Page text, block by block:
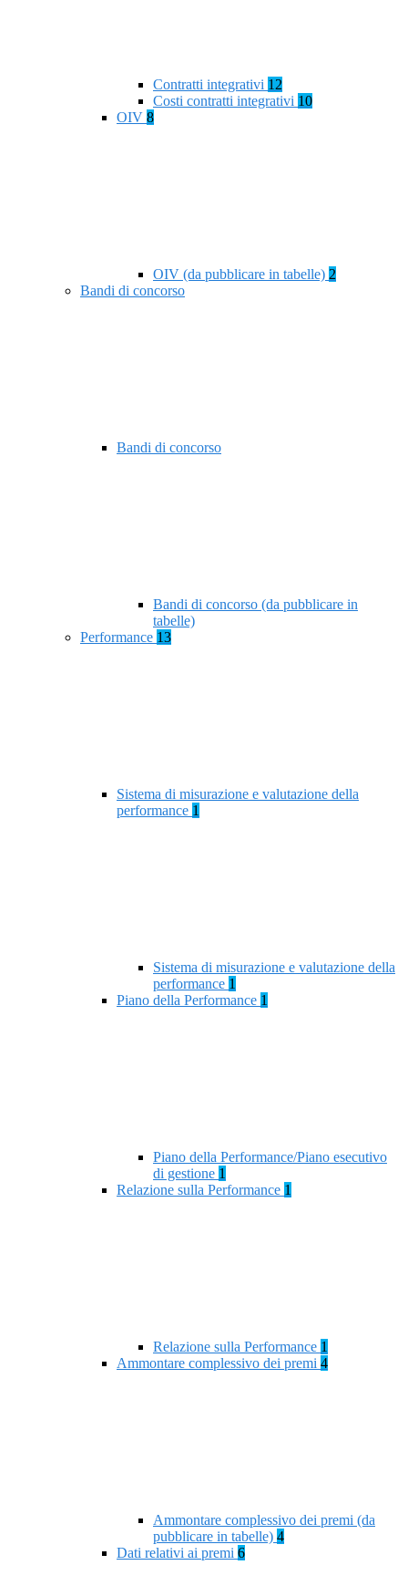
Contratti integrativi 12
Costi contratti integrativi 10
OIV 8
OIV (da pubblicare in tabelle) 2
Bandi di concorso
Bandi di concorso
Bandi di concorso (da pubblicare in
tabelle)
Performance 13
Sistema di misurazione e valutazione della
performance 1
Sistema di misurazione e valutazione della
performance 1
Piano della Performance 1
Piano della Performance/Piano esecutivo
di gestione 1
Relazione sulla Performance 1
Relazione sulla Performance 1
Ammontare complessivo dei premi 4
Ammontare complessivo dei premi (da
pubblicare in tabelle) 4
Dati relativi ai premi 6